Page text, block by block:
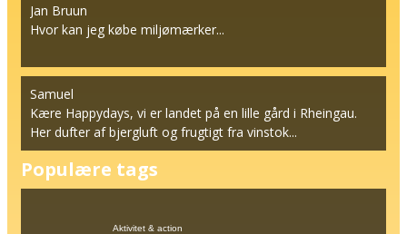
Jan Bruun
Hvor kan jeg købe miljømærker...
Samuel
Kære Happydays, vi er landet på en lille gård i Rheingau.
Her dufter af bjergluft og frugtigt fra vinstok...
Populære tags
Aktivitet & action